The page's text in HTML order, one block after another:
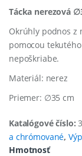
Tácka nerezová
Okrúhly podnos z
pomocou
nepoškriabe.
Materiál: nerez
Priemer: ∅35 cm
Katalógové číslo:
a chrómované,
Hmotnosť